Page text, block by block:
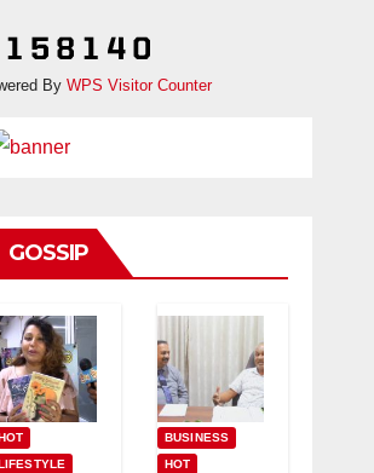
By WPS Visitor Counter
GOSSIP
HOT
LIFESTYLE
BUSINESS
HOT